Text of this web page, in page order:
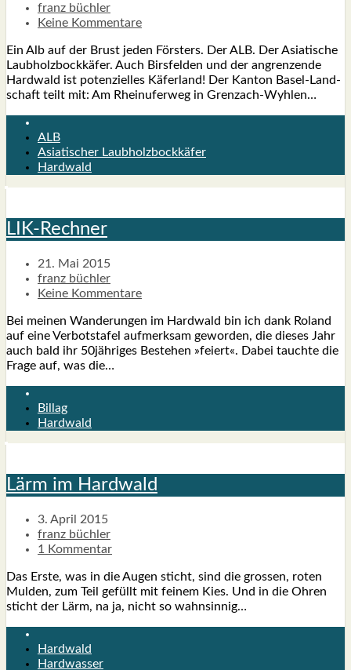
franz büchler
Keine Kommentare
Ein Alb auf der Brust jeden Förs­ters. Der ALB. Der Asia­ti­sche
Laub­holz­bock­kä­fer. Auch Birs­fel­den und der angren­zen­de
Hard­wald ist poten­zi­el­les Käfer­land! Der Kan­ton Basel-Lan­d­­
schaft teilt mit: Am Rhein­ufer­weg in Gren­z­ach-Wyh­­len…
ALB
Asiatischer Laubholzbockkäfer
Hardwald
LIK-Rech­ner
21. Mai 2015
franz büchler
Keine Kommentare
Bei mei­nen Wan­de­run­gen im Hard­wald bin ich dank Roland
auf eine Ver­bots­ta­fel auf­merk­sam gewor­den, die die­ses Jahr
auch bald ihr 50jähriges Bestehen »fei­ert«. Dabei tauch­te die
Fra­ge auf, was die…
Billag
Hardwald
Lärm im Hard­wald
3. April 2015
franz büchler
1 Kommentar
Das Ers­te, was in die Augen sticht, sind die gros­sen, roten
Mul­den, zum Teil gefüllt mit fei­nem Kies. Und in die Ohren
sticht der Lärm, na ja, nicht so wahn­sin­nig…
Hardwald
Hardwasser